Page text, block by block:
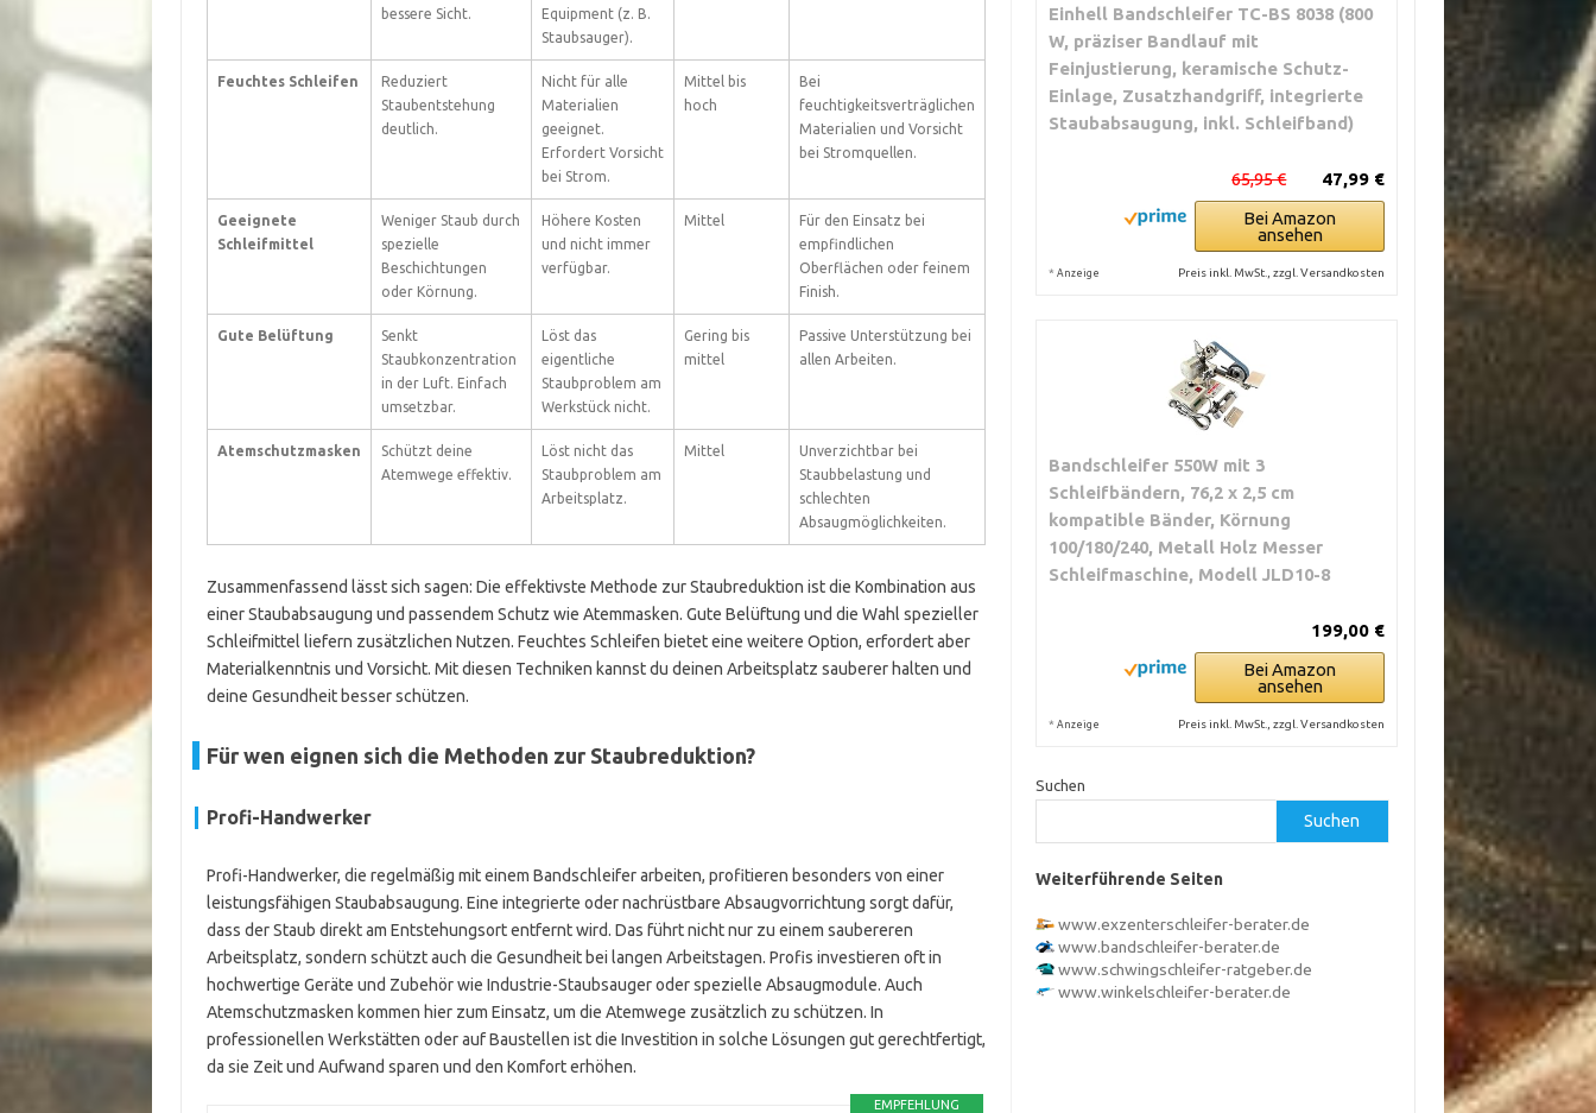
bessere Sicht.
Equipment (z. B.
Staubsauger).
Feuchtes Schleifen
Reduziert
Staubentstehung
deutlich.
Nicht für alle
Materialien
geeignet.
Erfordert Vorsicht
bei Strom.
Mittel bis
hoch
Bei
feuchtigkeitsverträglichen
Materialien und Vorsicht
bei Stromquellen.
Geeignete
Schleifmittel
Weniger Staub durch
spezielle
Beschichtungen
oder Körnung.
Höhere Kosten
und nicht immer
verfügbar.
Mittel
Für den Einsatz bei
empfindlichen
Oberflächen oder feinem
Finish.
Gute Belüftung
Senkt
Staubkonzentration
in der Luft. Einfach
umsetzbar.
Löst das
eigentliche
Staubproblem am
Werkstück nicht.
Gering bis
mittel
Passive Unterstützung bei
allen Arbeiten.
Atemschutzmasken
Schützt deine
Atemwege effektiv.
Löst nicht das
Staubproblem am
Arbeitsplatz.
Mittel
Unverzichtbar bei
Staubbelastung und
schlechten
Absaugmöglichkeiten.
Zusammenfassend lässt sich sagen: Die effektivste Methode zur Staubreduktion ist die Kombination aus
einer Staubabsaugung und passendem Schutz wie Atemmasken. Gute Belüftung und die Wahl spezieller
Schleifmittel liefern zusätzlichen Nutzen. Feuchtes Schleifen bietet eine weitere Option, erfordert aber
Materialkenntnis und Vorsicht. Mit diesen Techniken kannst du deinen Arbeitsplatz sauberer halten und
deine Gesundheit besser schützen.
Für wen eignen sich die Methoden zur Staubreduktion?
Profi-Handwerker
Profi-Handwerker, die regelmäßig mit einem Bandschleifer arbeiten, profitieren besonders von einer
leistungsfähigen Staubabsaugung. Eine integrierte oder nachrüstbare Absaugvorrichtung sorgt dafür,
dass der Staub direkt am Entstehungsort entfernt wird. Das führt nicht nur zu einem saubereren
Arbeitsplatz, sondern schützt auch die Gesundheit bei langen Arbeitstagen. Profis investieren oft in
hochwertige Geräte und Zubehör wie Industrie-Staubsauger oder spezielle Absaugmodule. Auch
Atemschutzmasken kommen hier zum Einsatz, um die Atemwege zusätzlich zu schützen. In
professionellen Werkstätten oder auf Baustellen ist die Investition in solche Lösungen gut gerechtfertigt,
da sie Zeit und Aufwand sparen und den Komfort erhöhen.
EMPFEHLUNG
Einhell Bandschleifer TC-BS 8038 (800
W, präziser Bandlauf mit
Feinjustierung, keramische Schutz-
Einlage, Zusatzhandgriff, integrierte
Staubabsaugung, inkl. Schleifband)
47,99 €
65,95 €
Bei Amazon
ansehen
* Anzeige Preis inkl. MwSt., zzgl. Versandkosten
Bandschleifer 550W mit 3
Schleifbändern, 76,2 x 2,5 cm
kompatible Bänder, Körnung
100/180/240, Metall Holz Messer
Schleifmaschine, Modell JLD10-8
199,00 €
Bei Amazon
ansehen
* Anzeige Preis inkl. MwSt., zzgl. Versandkosten
Suchen
Suchen
Weiterführende Seiten
www.exzenterschleifer-berater.de
www.bandschleifer-berater.de
www.schwingschleifer-ratgeber.de
www.winkelschleifer-berater.de